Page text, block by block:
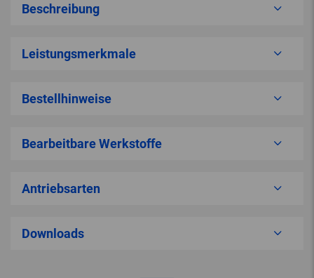
Beschreibung
Leistungsmerkmale
Bestellhinweise
Bearbeitbare Werkstoffe
Antriebsarten
Downloads